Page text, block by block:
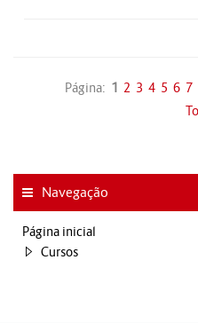
Página: 1 2 3 4 5 6 7
Navegação
Página inicial
Cursos